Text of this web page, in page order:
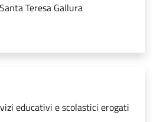
Teresa Gallura
educativi e scolastici erogati